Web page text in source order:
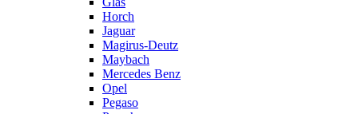
Horch
Jaguar
Magirus-Deutz
Maybach
Mercedes Benz
Opel
Pegaso